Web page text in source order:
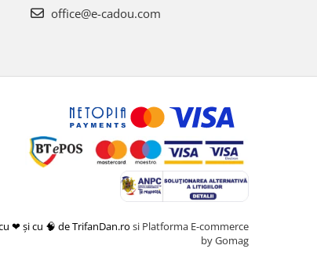
office@e-cadou.com
❤ și cu 🧠 de TrifanDan.ro si Platforma E-commerce
by Gomag